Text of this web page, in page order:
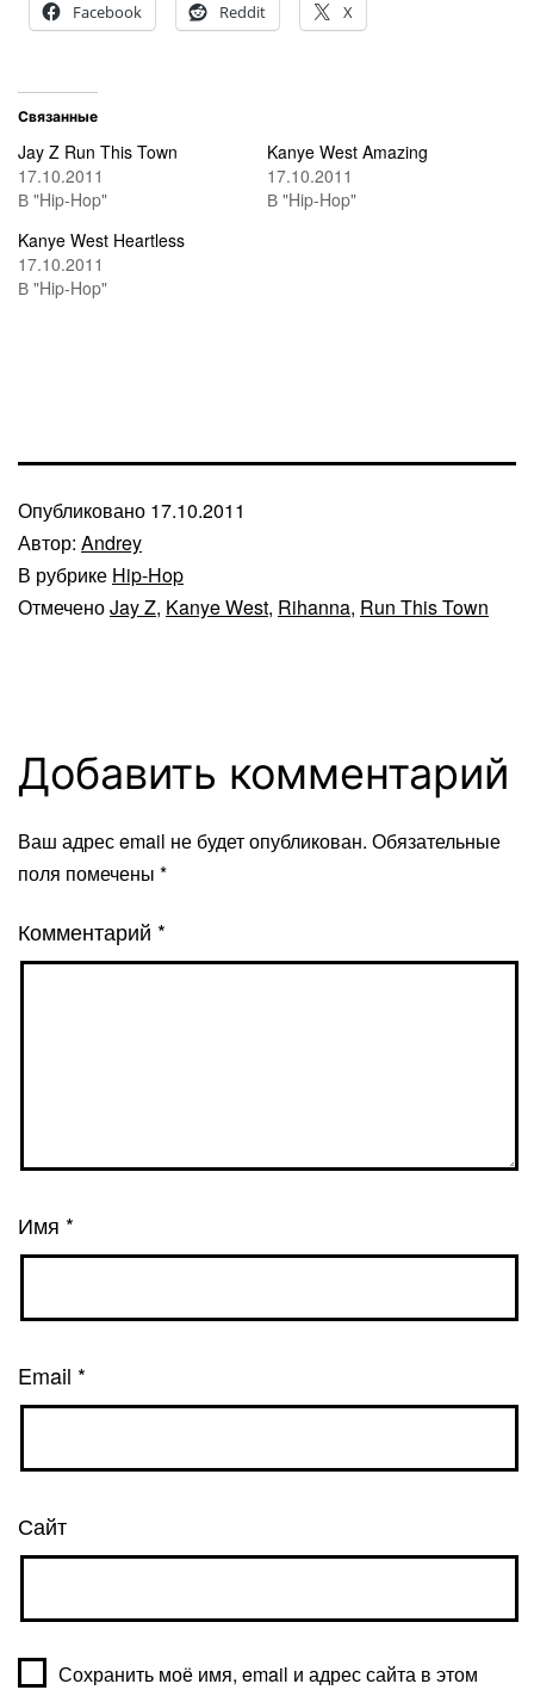
Facebook Reddit X
Связанные
Jay Z Run This Town
17.10.2011
В "Hip-Hop"
Kanye West Amazing
17.10.2011
В "Hip-Hop"
Kanye West Heartless
17.10.2011
В "Hip-Hop"
Опубликовано 17.10.2011
Автор: Andrey
В рубрике Hip-Hop
ОтмеченоJay Z, Kanye West, Rihanna, Run This Town
Добавить комментарий
Ваш адрес email не будет опубликован. Обязательные
поля помечены *
Комментарий *
Имя *
Email *
Сайт
Сохранить моё имя, email и адрес сайта в этом